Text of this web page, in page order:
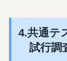
4.共通テ
試行調